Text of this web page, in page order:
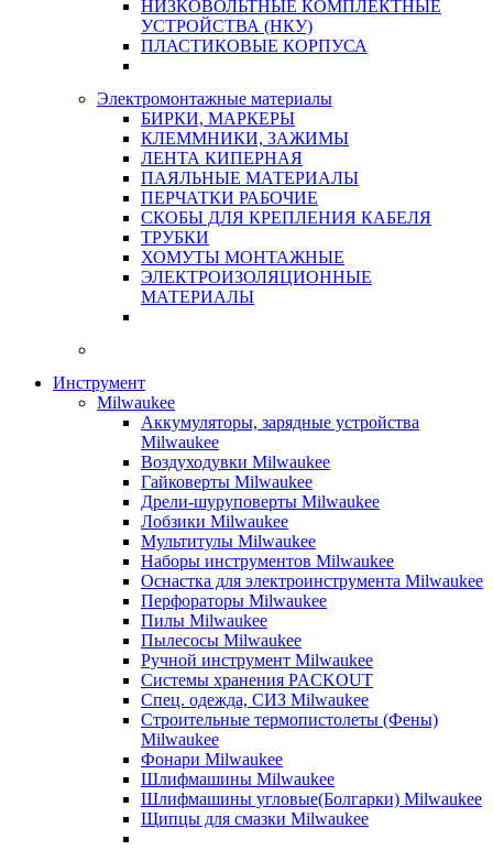
НИЗКОВОЛЬТНЫЕ КОМПЛЕКТНЫЕ
УСТРОЙСТВА (НКУ)
ПЛАСТИКОВЫЕ КОРПУСА
Электромонтажные материалы
БИРКИ, МАРКЕРЫ
КЛЕММНИКИ, ЗАЖИМЫ
ЛЕНТА КИПЕРНАЯ
ПАЯЛЬНЫЕ МАТЕРИАЛЫ
ПЕРЧАТКИ РАБОЧИЕ
СКОБЫ ДЛЯ КРЕПЛЕНИЯ КАБЕЛЯ
ТРУБКИ
ХОМУТЫ МОНТАЖНЫЕ
ЭЛЕКТРОИЗОЛЯЦИОННЫЕ
МАТЕРИАЛЫ
Инструмент
Milwaukee
Аккумуляторы, зарядные устройства
Milwaukee
Воздуходувки Milwaukee
Гайковерты Milwaukee
Дрели-шуруповерты Milwaukee
Лобзики Milwaukee
Мультитулы Milwaukee
Наборы инструментов Milwaukee
Оснастка для электроинструмента Milwaukee
Перфораторы Milwaukee
Пилы Milwaukee
Пылесосы Milwaukee
Ручной инструмент Milwaukee
Системы хранения PACKOUT
Спец. одежда, СИЗ Milwaukee
Строительные термопистолеты (Фены)
Milwaukee
Фонари Milwaukee
Шлифмашины Milwaukee
Шлифмашины угловые(Болгарки) Milwaukee
Щипцы для смазки Milwaukee